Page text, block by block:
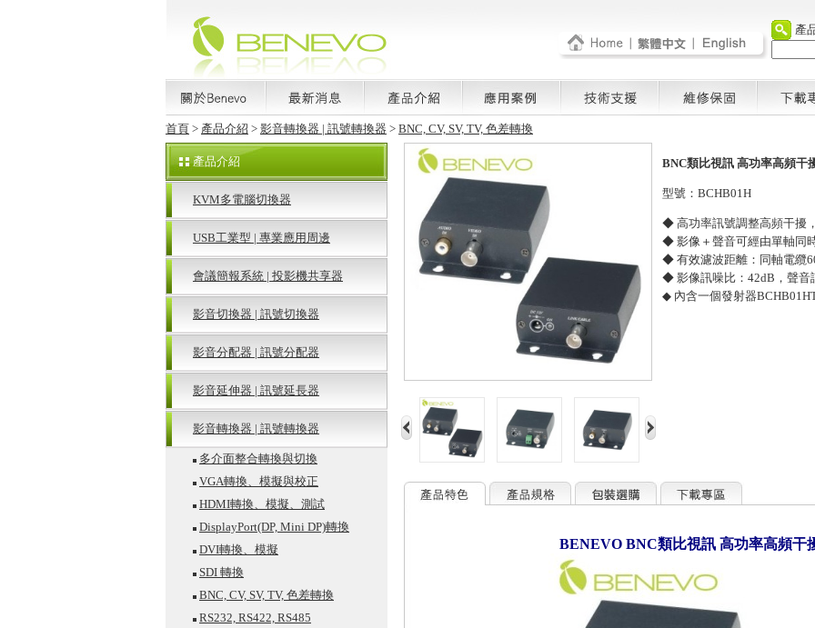
產
首頁 > 產品介紹 > 影音轉換器 | 訊號轉換器 > BNC, CV, SV, TV, 色差轉換
產品介紹
KVM多電腦切換器
USB工業型 | 專業應用周邊
會議簡報系統 | 投影機共享器
影音切換器 | 訊號切換器
影音分配器 | 訊號分配器
影音延伸器 | 訊號延長器
影音轉換器 | 訊號轉換器
多介面整合轉換與切換
VGA轉換、模擬與校正
HDMI轉換、模擬、測試
DisplayPort(DP, Mini DP)轉換
DVI轉換、模擬
SDI 轉換
BNC, CV, SV, TV, 色差轉換
RS232, RS422, RS485
BNC類比視訊 高功率高頻干
型號：BCHB01H
◆ 高功率訊號調整高頻干擾
◆ 影像＋聲音可經由單軸同
◆ 有效濾波距離：同軸電纜
◆ 影像訊噪比：42dB，聲音
◆ 內含一個發射器
BENEVO BNC類比視訊 高功率高頻干